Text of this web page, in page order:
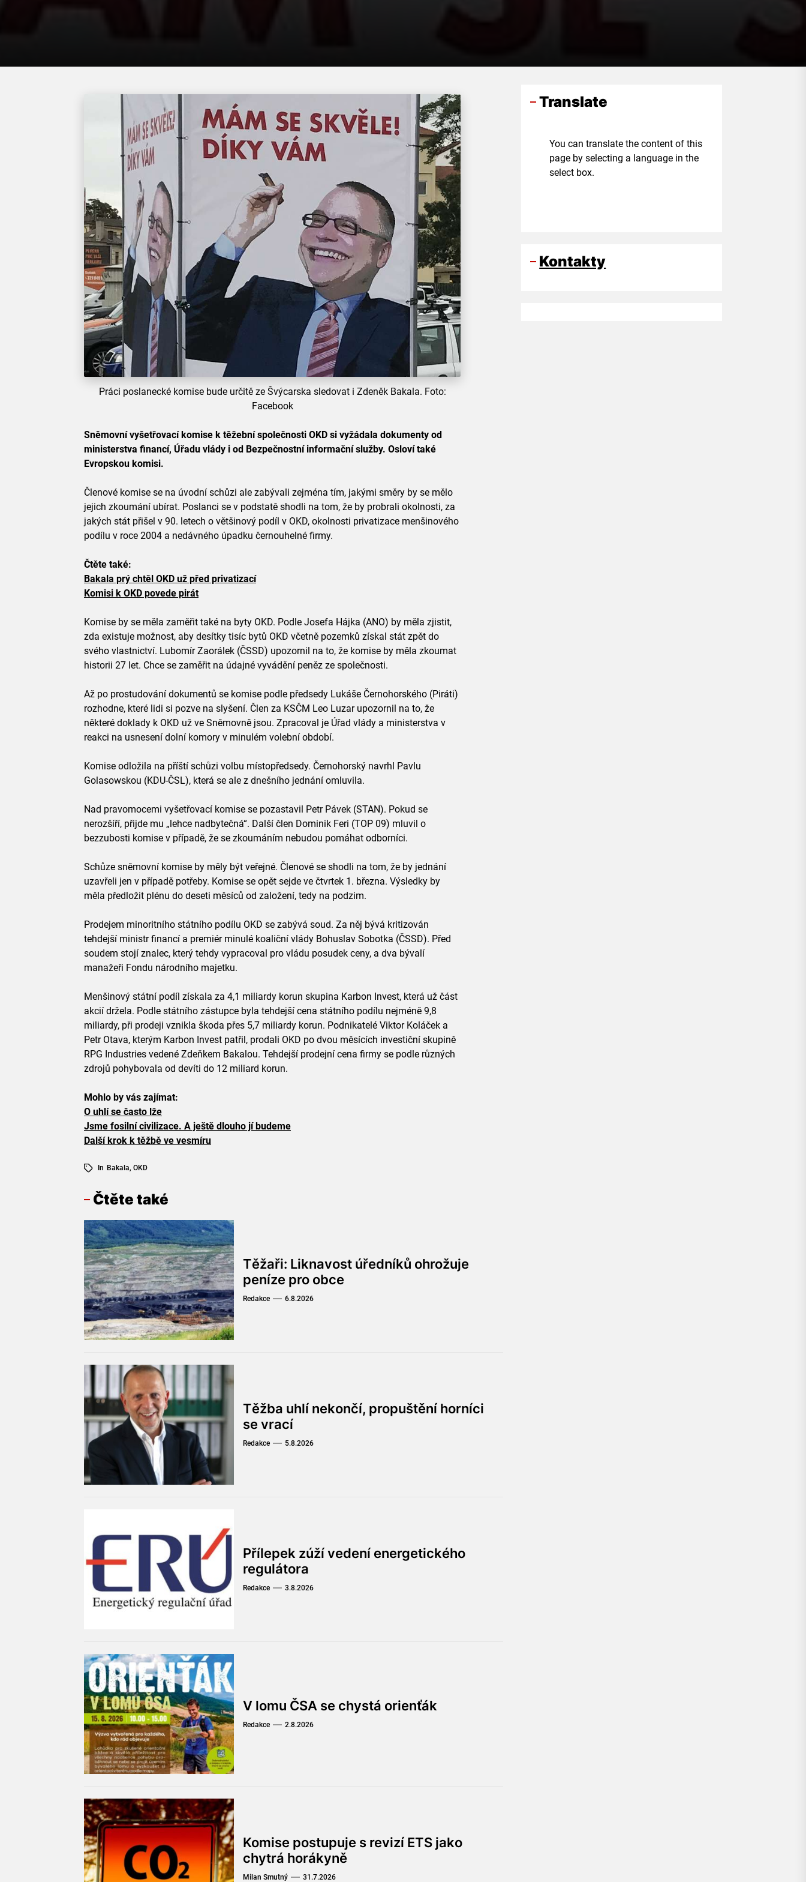
Práci poslanecké komise bude určitě ze Švýcarska sledovat i Zdeněk Bakala. Foto:
Facebook
Sněmovní vyšetřovací komise k těžební společnosti OKD si vyžádala dokumenty od
ministerstva financí, Úřadu vlády i od Bezpečnostní informační služby. Osloví také
Evropskou komisi.
Členové komise se na úvodní schůzi ale zabývali zejména tím, jakými směry by se mělo
jejich zkoumání ubírat. Poslanci se v podstatě shodli na tom, že by probrali okolnosti, za
jakých stát přišel v 90. letech o většinový podíl v OKD, okolnosti privatizace menšinového
podílu v roce 2004 a nedávného úpadku černouhelné firmy.
Čtěte také:
Bakala prý chtěl OKD už před privatizací
Komisi k OKD povede pirát
Komise by se měla zaměřit také na byty OKD. Podle Josefa Hájka (ANO) by měla zjistit,
zda existuje možnost, aby desítky tisíc bytů OKD včetně pozemků získal stát zpět do
svého vlastnictví. Lubomír Zaorálek (ČSSD) upozornil na to, že komise by měla zkoumat
historii 27 let. Chce se zaměřit na údajné vyvádění peněz ze společnosti.
Až po prostudování dokumentů se komise podle předsedy Lukáše Černohorského (Piráti)
rozhodne, které lidi si pozve na slyšení. Člen za KSČM Leo Luzar upozornil na to, že
některé doklady k OKD už ve Sněmovně jsou. Zpracoval je Úřad vlády a ministerstva v
reakci na usnesení dolní komory v minulém volební období.
Komise odložila na příští schůzi volbu místopředsedy. Černohorský navrhl Pavlu
Golasowskou (KDU-ČSL), která se ale z dnešního jednání omluvila.
Nad pravomocemi vyšetřovací komise se pozastavil Petr Pávek (STAN). Pokud se
nerozšíří, přijde mu „lehce nadbytečná“. Další člen Dominik Feri (TOP 09) mluvil o
bezzubosti komise v případě, že se zkoumáním nebudou pomáhat odborníci.
Schůze sněmovní komise by měly být veřejné. Členové se shodli na tom, že by jednání
uzavřeli jen v případě potřeby. Komise se opět sejde ve čtvrtek 1. března. Výsledky by
měla předložit plénu do deseti měsíců od založení, tedy na podzim.
Prodejem minoritního státního podílu OKD se zabývá soud. Za něj bývá kritizován
tehdejší ministr financí a premiér minulé koaliční vlády Bohuslav Sobotka (ČSSD). Před
soudem stojí znalec, který tehdy vypracoval pro vládu posudek ceny, a dva bývalí
manažeři Fondu národního majetku.
Menšinový státní podíl získala za 4,1 miliardy korun skupina Karbon Invest, která už část
akcií držela. Podle státního zástupce byla tehdejší cena státního podílu nejméně 9,8
miliardy, při prodeji vznikla škoda přes 5,7 miliardy korun. Podnikatelé Viktor Koláček a
Petr Otava, kterým Karbon Invest patřil, prodali OKD po dvou měsících investiční skupině
RPG Industries vedené Zdeňkem Bakalou. Tehdejší prodejní cena firmy se podle různých
zdrojů pohybovala od devíti do 12 miliard korun.
Mohlo by vás zajímat:
O uhlí se často lže
Jsme fosilní civilizace. A ještě dlouho jí budeme
Další krok k těžbě ve vesmíru
In Bakala, OKD
Čtěte také
Těžaři: Liknavost úředníků ohrožuje
peníze pro obce
Redakce 6.8.2026
Těžba uhlí nekončí, propuštění horníci
se vrací
Redakce 5.8.2026
Přílepek zúží vedení energetického
regulátora
Redakce 3.8.2026
V lomu ČSA se chystá orienťák
Redakce 2.8.2026
Komise postupuje s revizí ETS jako
chytrá horákyně
Milan Smutný 31.7.2026
Translate
You can translate the content of this
page by selecting a language in the
select box.
Kontakty